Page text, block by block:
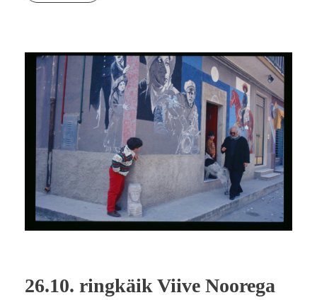
26.10. ringkäik Viive Noorega